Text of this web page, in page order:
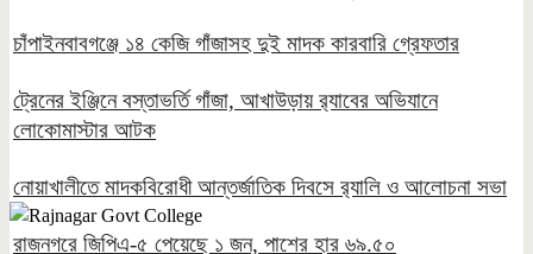
চাঁপাইনবাবগঞ্জে ১৪ কেজি গাঁজাসহ দুই মাদক কারবারি গ্রেফতার
ট্রেনের ইঞ্জিনে বস্তাভর্তি গাঁজা, আখাউড়ায় র‍্যাবের অভিযানে
লোকোমাস্টার আটক
নোয়াখালীতে মাদকবিরোধী আন্তর্জাতিক দিবসে র‍্যালি ও আলোচনা সভা
রাজনগরে জিপিএ-৫ পেয়েছে ১ জন, পাশের হার ৬৯.৫০